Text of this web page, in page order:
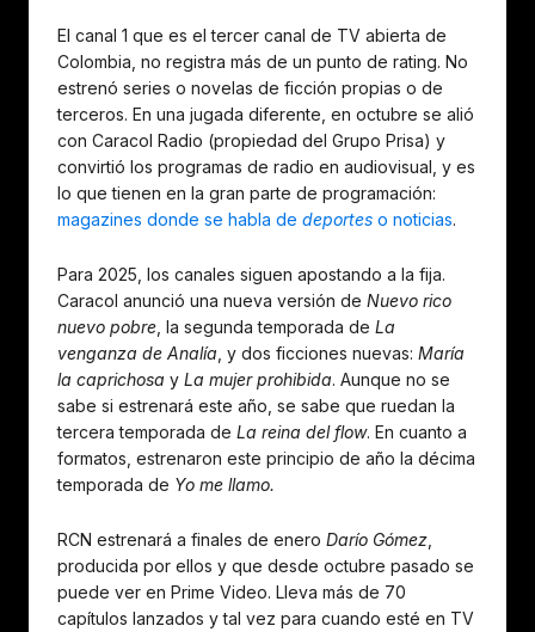
El canal 1 que es el tercer canal de TV abierta de
Colombia, no registra más de un punto de rating. No
estrenó series o novelas de ficción propias o de
terceros. En una jugada diferente, en octubre se alió
con Caracol Radio (propiedad del Grupo Prisa) y
convirtió los programas de radio en audiovisual, y es
lo que tienen en la gran parte de programación:
magazines donde se habla de deportes o noticias.
Para 2025, los canales siguen apostando a la fija.
Caracol anunció una nueva versión de Nuevo rico
nuevo pobre , la segunda temporada de La
venganza de Analía , y dos ficciones nuevas: María
la caprichosa y La mujer prohibida. Aunque no se
sabe si estrenará este año, se sabe que ruedan la
tercera temporada de La reina del flow. En cuanto a
formatos, estrenaron este principio de año la décima
temporada de Yo me llamo.
RCN estrenará a finales de enero Darío Gómez
producida por ellos y que desde octubre pasado se
puede ver en Prime Video. Lleva más de 70
capítulos lanzados y tal vez para cuando esté en TV